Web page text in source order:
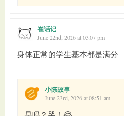
崔话记
June 22nd, 2026 at 03:07 pm
身体正常的学生基本都是满分
小陈故事
June 23rd, 2026 at 08:51 am